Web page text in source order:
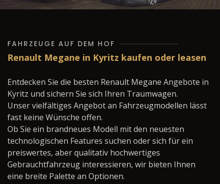
FAHRZEUGE AUF DEM HOF
Renault Megane in Kyritz kaufen oder leasen
Entdecken Sie die besten Renault Megane Angebote in
Kyritz und sichern Sie sich Ihren Traumwagen.
Unser vielfältiges Angebot an Fahrzeugmodellen lässt
fast keine Wünsche offen.
Ob Sie ein brandneues Modell mit den neuesten
technologischen Features suchen oder sich für ein
preiswertes, aber qualitativ hochwertiges
Gebrauchtfahrzeug interessieren, wir bieten Ihnen
eine breite Palette an Optionen.